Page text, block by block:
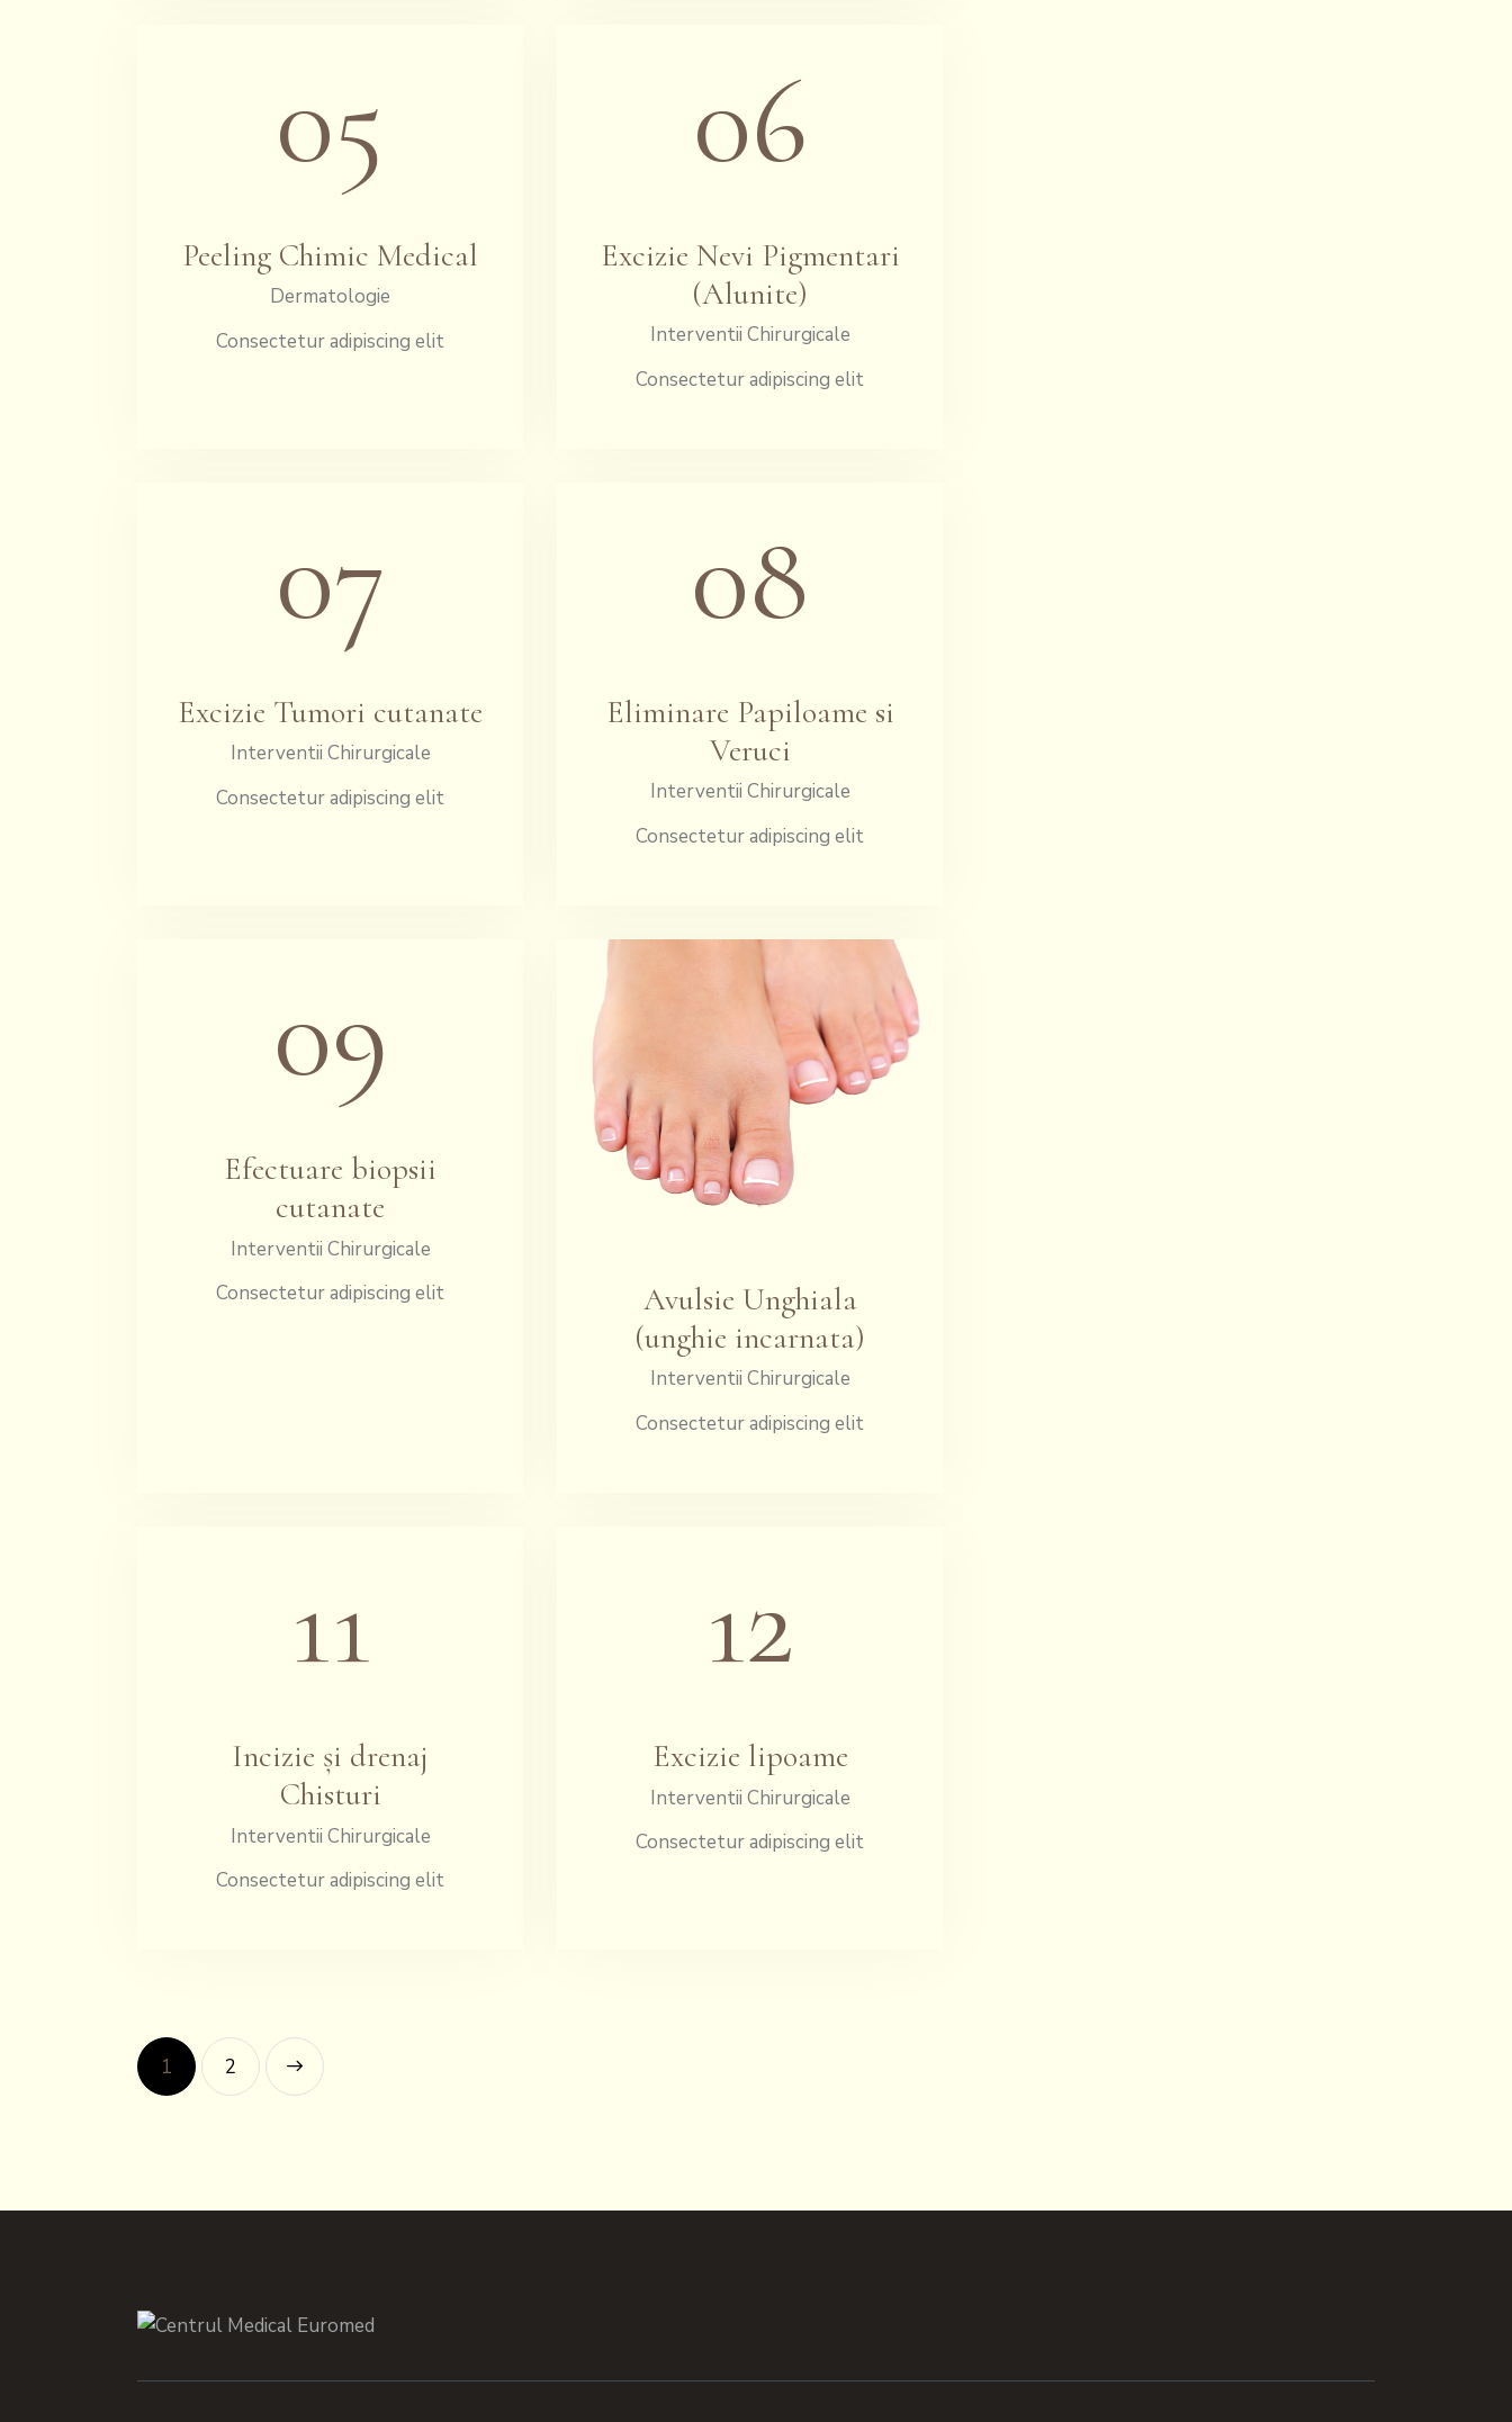
05
Peeling Chimic Medical
Dermatologie
Consectetur adipiscing elit
06
Excizie Nevi Pigmentari
(Alunite)
Interventii Chirurgicale
Consectetur adipiscing elit
07
Excizie Tumori cutanate
Interventii Chirurgicale
Consectetur adipiscing elit
08
Eliminare Papiloame si
Veruci
Interventii Chirurgicale
Consectetur adipiscing elit
09
Efectuare biopsii
cutanate
Interventii Chirurgicale
Consectetur adipiscing elit
Avulsie Unghiala
(unghie incarnata)
Interventii Chirurgicale
Consectetur adipiscing elit
11
Incizie și drenaj
Chisturi
Interventii Chirurgicale
Consectetur adipiscing elit
12
Excizie lipoame
Interventii Chirurgicale
Consectetur adipiscing elit
1 2